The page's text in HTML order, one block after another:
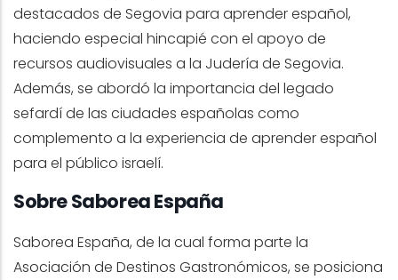
destacados de Segovia para aprender español,
haciendo especial hincapié con el apoyo de
recursos audiovisuales a la Judería de Segovia.
Además, se abordó la importancia del legado
sefardí de las ciudades españolas como
complemento a la experiencia de aprender español
para el público israelí.
Sobre Saborea España
Saborea España, de la cual forma parte la
Asociación de Destinos Gastronómicos, se posiciona